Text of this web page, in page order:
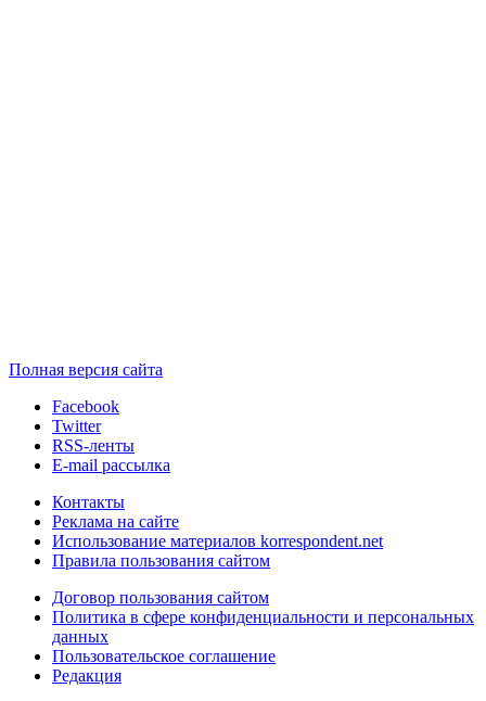
Полная версия сайта
Facebook
Twitter
RSS-ленты
E-mail рассылка
Контакты
Реклама на сайте
Использование материалов korrespondent.net
Правила пользования сайтом
Договор пользования сайтом
Политика в сфере конфиденциальности и персональных
данных
Пользовательское соглашение
Редакция